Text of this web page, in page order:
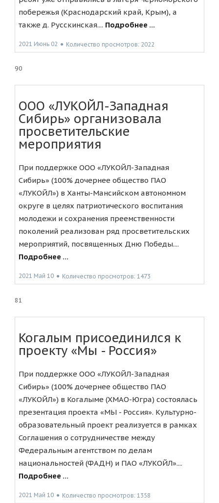
побережья (Краснодарский край, Крым), а
также д. Русскинская.... Подробнее ...
2021 Июнь 02 ● Количество просмотров: 2022
90
ООО «ЛУКОЙЛ-Западная
Сибирь» организовала
просветительские
мероприятия
При поддержке ООО «ЛУКОЙЛ-Западная
Сибирь» (100% дочернее общество ПАО
«ЛУКОЙЛ») в Ханты-Мансийском автономном
округе в целях патриотического воспитания
молодежи и сохранения преемственности
поколений реализован ряд просветительских
мероприятий, посвященных Дню Победы....
Подробнее ...
2021 Май 10 ● Количество просмотров: 1473
81
Когалым присоединился к
проекту «Мы - Россия»
При поддержке ООО «ЛУКОЙЛ-Западная
Сибирь» (100% дочернее общество ПАО
«ЛУКОЙЛ») в Когалыме (ХМАО-Югра) состоялась
презентация проекта «МЫ - Россия». Культурно-
образовательный проект реализуется в рамках
Соглашения о сотрудничестве между
Федеральным агентством по делам
национальностей (ФАДН) и ПАО «ЛУКОЙЛ»....
Подробнее ...
2021 Май 10 ● Количество просмотров: 1358